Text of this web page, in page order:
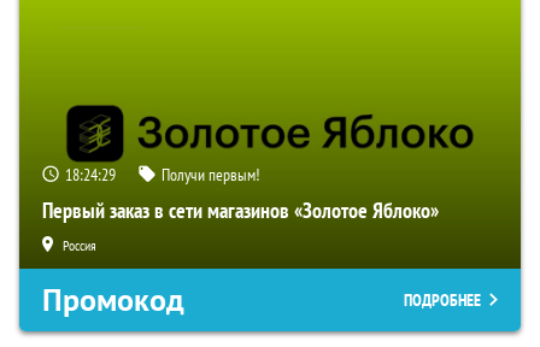
18:24:28 Получи первым!
Первый заказ в сети магазинов «Золотое Яблоко»
Россия
Промокод ПОДРОБНЕЕ